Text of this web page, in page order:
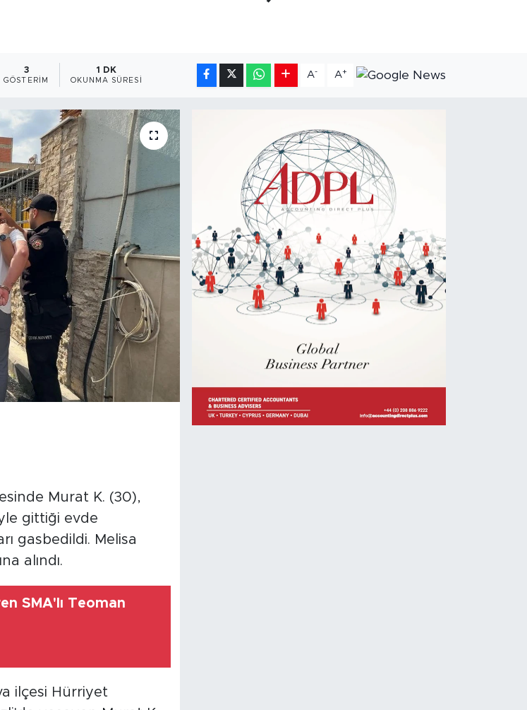
3
GÖSTERIM
1 DK
OKUNMA SÜRESI
A- A+
Murat K. (30),
gittiği evde
gasbedildi. Melisa
alındı.
SMA'lı Teoman
ilçesi Hürriyet